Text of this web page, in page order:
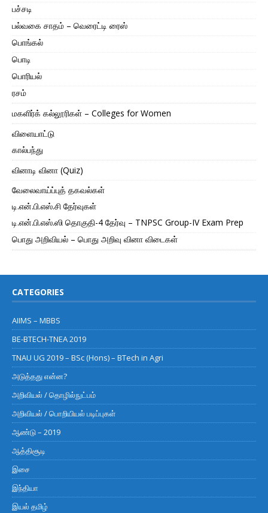
பச்சடி
பல்வகை சாதம் – வெரைட்டி ரைஸ்
பொங்கல்
பொடி
பொரியல்
ரசம்
மகளிர்க் கல்லூரிகள் – Colleges for Women
விளையாட்டு
கால்பந்து
வினாடி வினா (Quiz)
வேலைவாய்ப்புத் தகவல்கள்
டி.என்.பி.எஸ்.சி தேர்வுகள்
டி.என்.பி.எஸ்.ஸி தொகுதி-4 தேர்வு – TNPSC Group-IV Exam Prep
பொது அறிவியல் – பொது அறிவு வினா விடைகள்
CATEGORIES
AIIMS – MBBS
BE-BTECH-TNEA 2019
TNAU UG 2019 – BSc (Hons) – BTech in Agri
அடுத்தது என்ன?
அறிவியல் / தொழில்நுட்பம்
அறிவியல் / பொறியியல் படிப்புகள்
ஆண்டு – 2019
ஆத்திசூடி
இசை
இந்தியா
இயல் தமிழ்